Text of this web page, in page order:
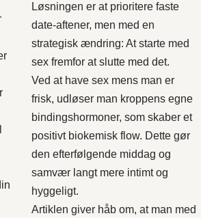
Løsningen er at prioritere faste
date-aftener, men med en
strategisk ændring: At starte med
sex fremfor at slutte med det.
Ved at have sex mens man er
frisk, udløser man kroppens egne
bindingshormoner, som skaber et
positivt biokemisk flow. Dette gør
den efterfølgende middag og
samvær langt mere intimt og
hyggeligt.
Artiklen giver håb om, at man med